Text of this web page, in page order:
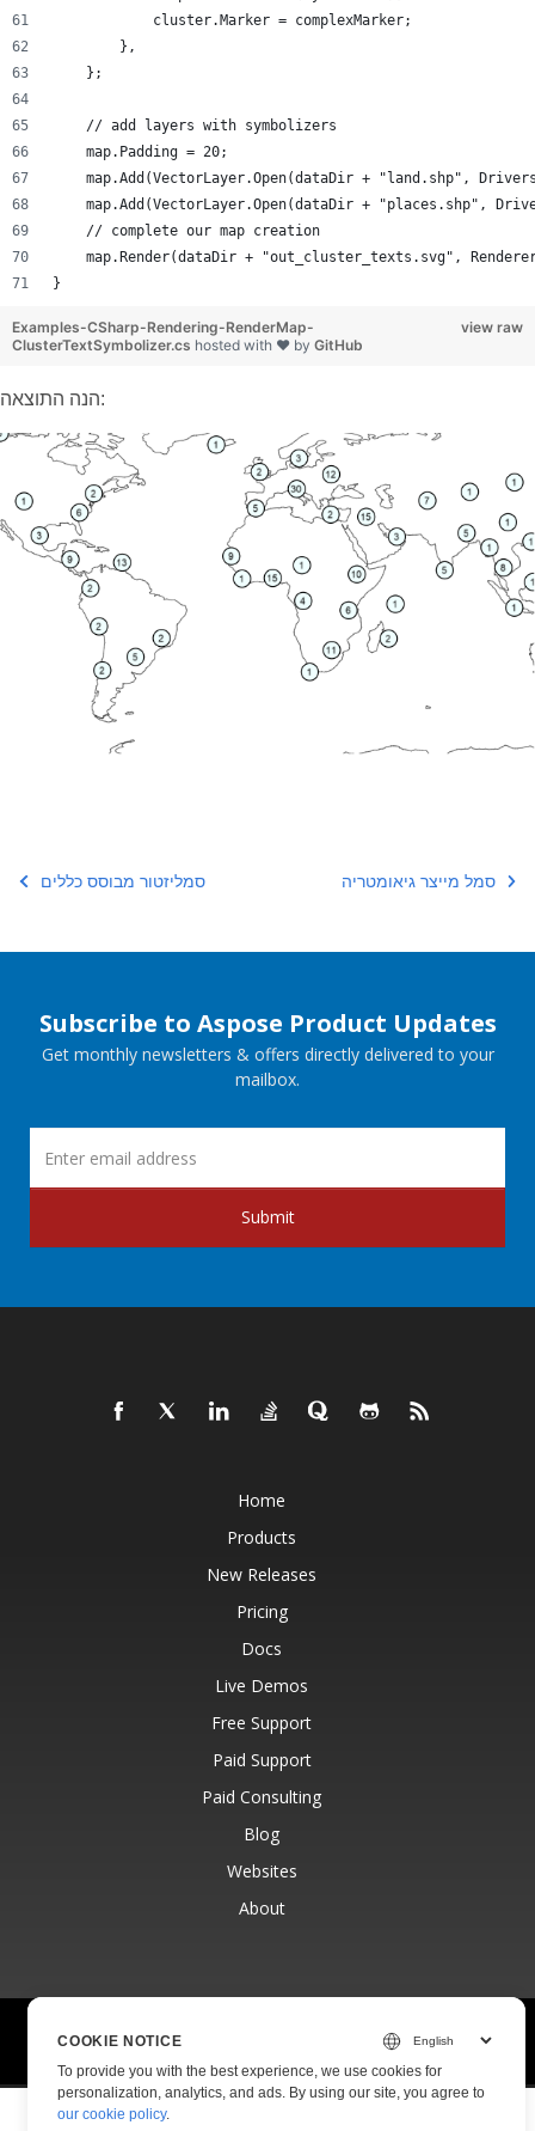
            cluster.Marker = complexMarker;
        },
    };
    // add layers with symbolizers
    map.Padding = 20;
map.Add(VectorLayer.Open(dataDir + "land.shp",
map.Add(VectorLayer.Open(dataDir + "places.shp",
    // complete our map creation
map.Render(dataDir + "out_cluster_texts.svg",
}
view raw
Examples-CSharp-Rendering-RenderMap-
ClusterTextSymbolizer.cs hosted with ❤ by GitHub
הנה התוצאה:
סמליזטור מבוסס כללים סמל מייצר גיאומטריה
Subscribe to Aspose Product Updates
Get monthly newsletters & offers directly delivered to your
mailbox.
Submit
Home
Products
New Releases
Pricing
Docs
Live Demos
Free Support
Paid Support
Paid Consulting
Blog
Websites
About
COOKIE NOTICE
To provide you with the best experience, we use cookies for
personalization, analytics, and ads. By using our site, you agree to
our cookie policy.